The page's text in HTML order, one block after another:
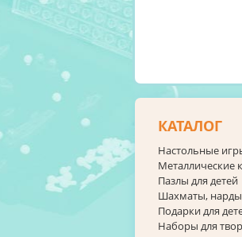
КАТАЛОГ
Настольные
Металлические
Пазлы для детей
Шахматы,
Подарки для
Наборы для